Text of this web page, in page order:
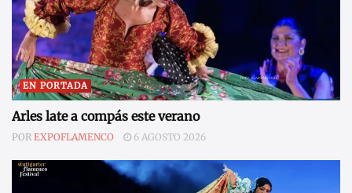
EN PORTADA
Arles late a compás este verano
POR EXPOFLAMENCO 6 AGOSTO 2026